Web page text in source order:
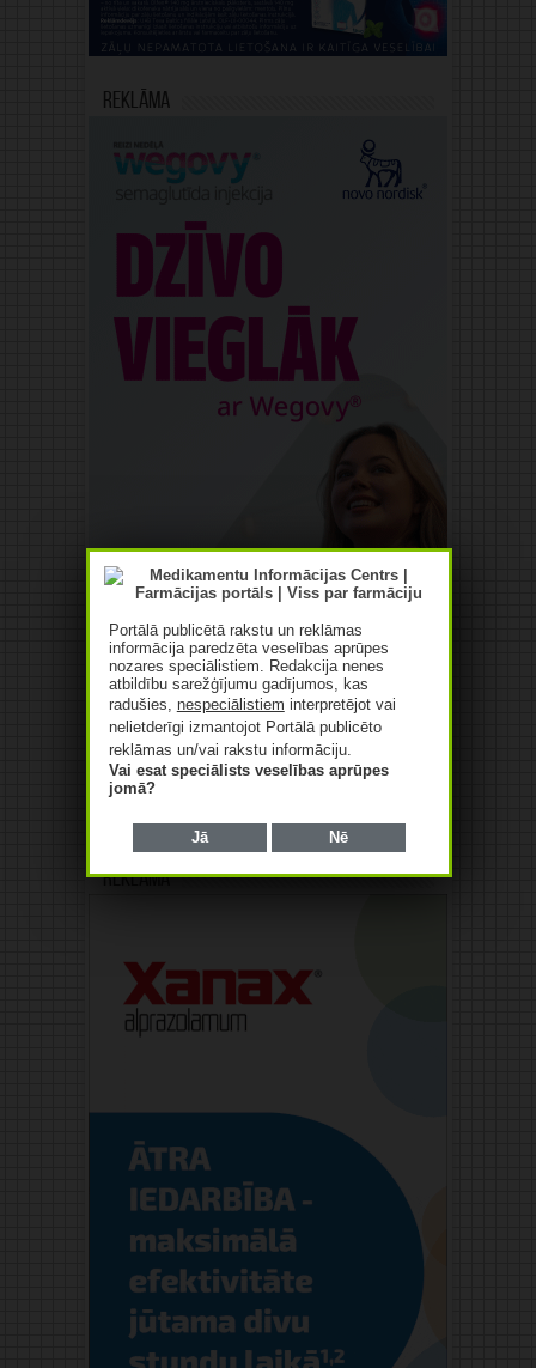
Reklāma
Reklāma
Portālā publicētā rakstu un reklāmas
informācija paredzēta veselības aprūpes
nozares speciālistiem. Redakcija nenes
atbildību sarežģījumu gadījumos, kas
radušies, nespeciālistiem interpretējot vai
nelietderīgi izmantojot Portālā publicēto
reklāmas un/vai rakstu informāciju.
Vai esat speciālists veselības aprūpes
jomā?
Jā Nē